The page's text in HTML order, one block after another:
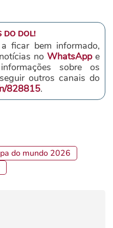
DO DOL!
ficar bem informado,
noWhatsAppe
sobre os
outros canais do
828815.
do mundo 2026